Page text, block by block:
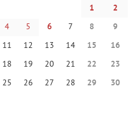
1
2
4 5 6 7 8
9
11 12 13 14 15
16
18 19 20 21 22
23
25 26 27 28 29
30